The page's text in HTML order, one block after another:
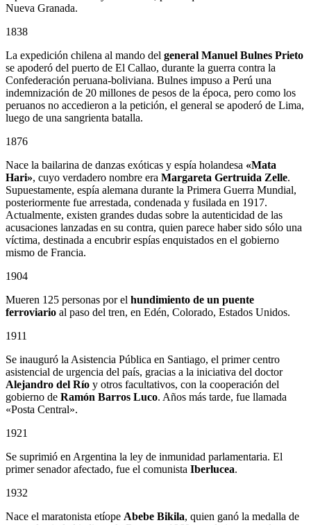
Nueva Granada.
1838
La expedición chilena al mando del general Manuel Bulnes Prieto
se apoderó del puerto de El Callao, durante la guerra contra la
Confederación peruana-boliviana. Bulnes impuso a Perú una
indemnización de 20 millones de pesos de la época, pero como los
peruanos no accedieron a la petición, el general se apoderó de Lima,
luego de una sangrienta batalla.
1876
Nace la bailarina de danzas exóticas y espía holandesa «Mata
Hari», cuyo verdadero nombre era Margareta Gertruida Zelle.
Supuestamente, espía alemana durante la Primera Guerra Mundial,
posteriormente fue arrestada, condenada y fusilada en 1917.
Actualmente, existen grandes dudas sobre la autenticidad de las
acusaciones lanzadas en su contra, quien parece haber sido sólo una
víctima, destinada a encubrir espías enquistados en el gobierno
mismo de Francia.
1904
Mueren 125 personas por el hundimiento de un puente
ferroviario al paso del tren, en Edén, Colorado, Estados Unidos.
1911
Se inauguró la Asistencia Pública en Santiago, el primer centro
asistencial de urgencia del país, gracias a la iniciativa del doctor
Alejandro del Río y otros facultativos, con la cooperación del
gobierno de Ramón Barros Luco. Años más tarde, fue llamada
«Posta Central».
1921
Se suprimió en Argentina la ley de inmunidad parlamentaria. El
primer senador afectado, fue el comunista Iberlucea.
1932
Nace el maratonista etíope Abebe Bikila, quien ganó la medalla de